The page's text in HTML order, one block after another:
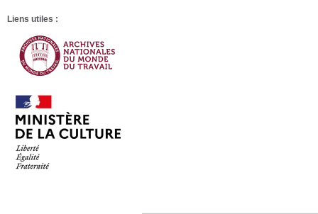
Liens utiles :